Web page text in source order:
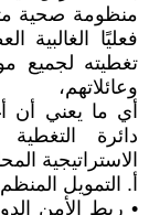
منظومة صحية
فعليًا
تغطيته لجميع
وعائلاتهم،
أي ما يعني أن
دائرة
الاستراتيجية
أ. التمويل
• ربط الأمن